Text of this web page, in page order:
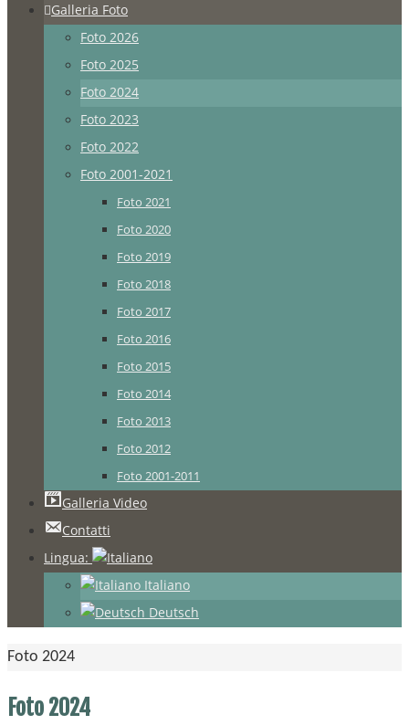
Galleria Foto
Foto 2026
Foto 2025
Foto 2024
Foto 2023
Foto 2022
Foto 2001-2021
Foto 2021
Foto 2020
Foto 2019
Foto 2018
Foto 2017
Foto 2016
Foto 2015
Foto 2014
Foto 2013
Foto 2012
Foto 2001-2011
Galleria Video
Contatti
Lingua:
Italiano
Deutsch
Home
Foto 2024
Foto 2024